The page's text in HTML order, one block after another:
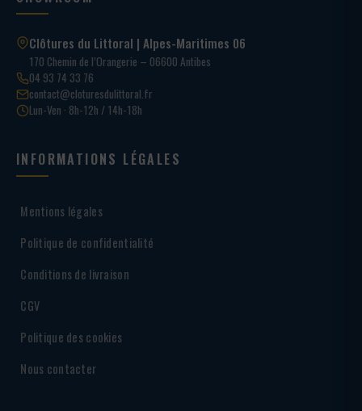
Clôtures du Littoral | Alpes-Maritimes 06
170 Chemin de l’Orangerie – 06600 Antibes
04 93 74 33 76
contact@cloturesdulittoral.fr
Lun-Ven · 8h-12h / 14h-18h
INFORMATIONS LÉGALES
Mentions légales
Politique de confidentialité
Conditions de livraison
CGV
Politique des cookies
Nous contacter